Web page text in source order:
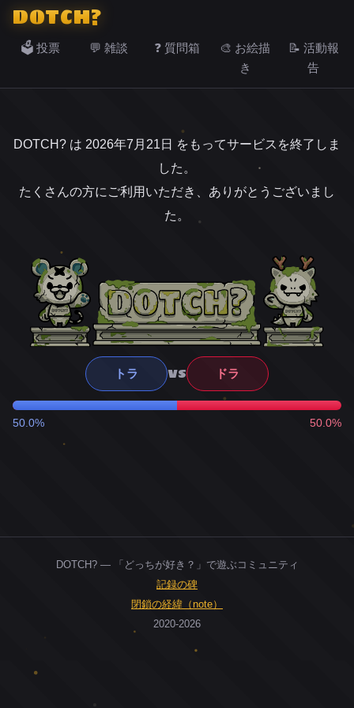
DOTCH?
🗳️ 投票 💬 雑談 ❓ 質問箱
🎨 お絵描
き
📝 活動報
告
DOTCH? は 2026年7月21日 をもってサービスを終了しま
した。
たくさんの方にご利用いただき、ありがとうございまし
た。
トラ VS ドラ
50.0% 50.0%
DOTCH? — 「どっちが好き？」で遊ぶコミュニティ
記録の碑
閉鎖の経緯（note）
2020-2026